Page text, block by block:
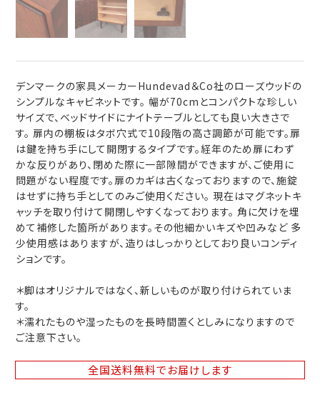
デンマークの家具メーカーHundevad＆Co社のローズウッドの
シンプルなキャビネットです。 幅が70cmとコンパクトな珍しい
サイズで、ベッドサイドにナイトテーブルとしても良い大きさで
す。 扉内の棚板はタボ穴式で10段階の高さ調節が可能です。扉
は鍵を持ち手にして開閉するタイプです。経年のため扉にわず
かな反りがあり、閉めた際に一部隙間ができますが、ご使用に
問題がない程度です。扉のカギは古くなっておりますので、施錠
はせずに持ち手としてのみご使用ください。 現在はマグネットキ
ャッチを取り付けて開閉しやすくなっております。 角に欠けを埋
めて補修した箇所があります。その他細かいキズや凹みなど 多
少使用感はありますが、造りはしっかりとしており良いコンディ
ションです。
＊脚はオリジナルではなく、新しいものが取り付けられていま
す。
＊濡れたものや湿ったものを長時間置くとしみになりますので
ご注意下さい。
全国送料無料でお届けします